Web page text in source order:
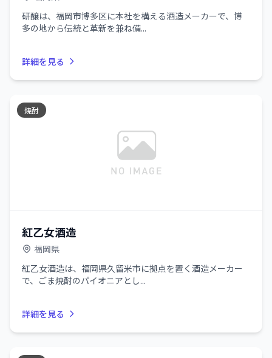
研醸は、福岡市博多区に本社を構える酒造メーカーで、博
多の地から伝統と革新を兼ね備...
詳細を見る
焼酎
紅乙女酒造
福岡県
紅乙女酒造は、福岡県久留米市に拠点を置く酒造メーカー
で、ごま焼酎のパイオニアとし...
詳細を見る